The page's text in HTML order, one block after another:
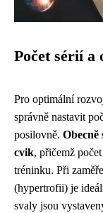
Počet sérií a
Pro optimální
správně nastavit
posilovně. Obecně
cvik, přičemž
tréninku. Při
(hypertrofii) je
svaly jsou